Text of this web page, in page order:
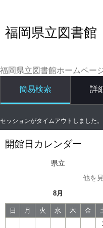
福岡県立図書館
福岡県立図書館ホームペー
簡易検索 詳
セッションがタイムアウトしました。
開館日カレンダー
県立
他を
8月
日 月 火 水 木 金